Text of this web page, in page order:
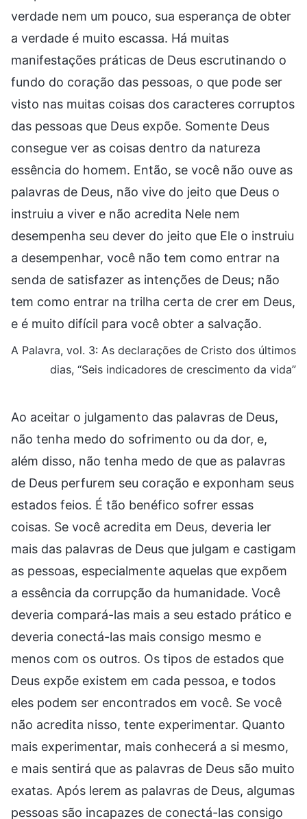
verdade nem um pouco, sua esperança de obter
a verdade é muito escassa. Há muitas
manifestações práticas de Deus escrutinando o
fundo do coração das pessoas, o que pode ser
visto nas muitas coisas dos caracteres corruptos
das pessoas que Deus expõe. Somente Deus
consegue ver as coisas dentro da natureza
essência do homem. Então, se você não ouve as
palavras de Deus, não vive do jeito que Deus o
instruiu a viver e não acredita Nele nem
desempenha seu dever do jeito que Ele o instruiu
a desempenhar, você não tem como entrar na
senda de satisfazer as intenções de Deus; não
tem como entrar na trilha certa de crer em Deus,
e é muito difícil para você obter a salvação.
A Palavra, vol. 3: As declarações de Cristo dos últimos
dias, “Seis indicadores de crescimento da vida”
Ao aceitar o julgamento das palavras de Deus,
não tenha medo do sofrimento ou da dor, e,
além disso, não tenha medo de que as palavras
de Deus perfurem seu coração e exponham seus
estados feios. É tão benéfico sofrer essas
coisas. Se você acredita em Deus, deveria ler
mais das palavras de Deus que julgam e castigam
as pessoas, especialmente aquelas que expõem
a essência da corrupção da humanidade. Você
deveria compará-las mais a seu estado prático e
deveria conectá-las mais consigo mesmo e
menos com os outros. Os tipos de estados que
Deus expõe existem em cada pessoa, e todos
eles podem ser encontrados em você. Se você
não acredita nisso, tente experimentar. Quanto
mais experimentar, mais conhecerá a si mesmo,
e mais sentirá que as palavras de Deus são muito
exatas. Após lerem as palavras de Deus, algumas
pessoas são incapazes de conectá-las consigo